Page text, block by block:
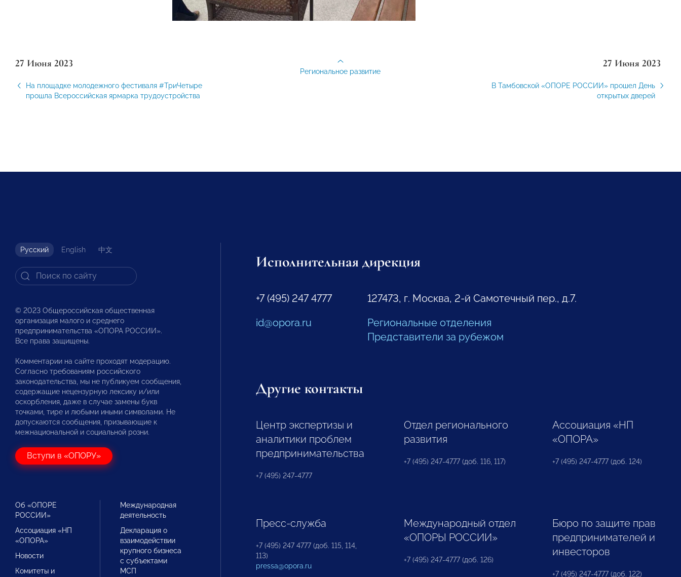
27 Июня 2023
На площадке молодежного фестиваля #ТриЧетыре
прошла Всероссийская ярмарка трудоустройства
27 Июня 2023
В Тамбовской «ОПОРЕ РОССИИ» прошел День
открытых дверей
Региональное развитие
Русский English 中文
© 2023 Общероссийская общественная
организация малого и среднего
предпринимательства «ОПОРА РОССИИ».
Все права защищены.
Комментарии на сайте проходят модерацию.
Согласно требованиям российского
законодательства, мы не публикуем сообщения,
содержащие нецензурную лексику и/или
оскорбления, даже в случае замены букв
точками, тире и любыми иными символами. Не
допускаются сообщения, призывающие к
межнациональной и социальной розни.
Вступи в «ОПОРУ»
Об «ОПОРЕ
РОССИИ»
Ассоциация «НП
«ОПОРА»
Новости
Комитеты и
Международная
деятельность
Декларация о
взаимодействии
крупного бизнеса
с субъектами
МСП
Исполнительная дирекция
+7 (495) 247 4777
id@opora.ru
127473, г. Москва, 2-й Самотечный пер., д.7.
Региональные отделения
Представители за рубежом
Другие контакты
Центр экспертизы и
аналитики проблем
предпринимательства
+7 (495) 247-4777
Отдел регионального
развития
+7 (495) 247-4777 (доб. 116, 117)
Ассоциация «НП
«ОПОРА»
+7 (495) 247-4777 (доб. 124)
Пресс-служба
+7 (495) 247 4777 (доб. 115, 114,
113)
pressa@opora.ru
Международный отдел
«ОПОРЫ РОССИИ»
+7 (495) 247-4777 (доб. 126)
Бюро по защите прав
предпринимателей и
инвесторов
+7 (495) 247-4777 (доб. 122)